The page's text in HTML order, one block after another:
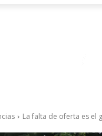
La falta de oferta es el